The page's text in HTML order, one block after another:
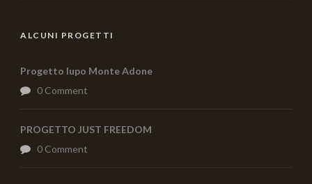
ALCUNI PROGETTI
Progetto lupo Monte Adone
0 Comment
PROGETTO JUST FREEDOM
0 Comment